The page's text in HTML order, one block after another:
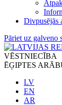
Divpusējās
Pāriet uz galveno
VĒSTNIECĪBA
ĒĢIPTES
LV
EN
AR